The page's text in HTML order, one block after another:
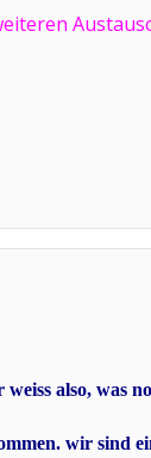
also, was
wir sind